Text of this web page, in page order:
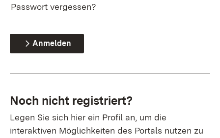
Passwort vergessen?
Anmelden
Noch nicht registriert?
Legen Sie sich hier ein Profil an, um die
interaktiven Möglichkeiten des Portals nutzen zu